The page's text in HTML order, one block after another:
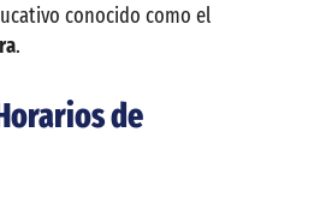
conocido como el
.
de